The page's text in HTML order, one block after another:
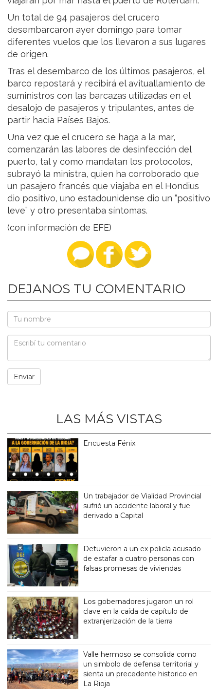
Un total de 94 pasajeros del crucero
desembarcaron ayer domingo para tomar
diferentes vuelos que los llevaron a sus lugares
de origen.
Tras el desembarco de los últimos pasajeros, el
barco repostará y recibirá el avituallamiento de
suministros con las barcazas utilizadas en el
desalojo de pasajeros y tripulantes, antes de
partir hacia Países Bajos.
Una vez que el crucero se haga a la mar,
comenzarán las labores de desinfección del
puerto, tal y como mandatan los protocolos,
subrayó la ministra, quien ha corroborado que
un pasajero francés que viajaba en el Hondius
dio positivo, uno estadounidense dio un “positivo
leve” y otro presentaba síntomas.
(con información de EFE)
DEJANOS TU COMENTARIO
LAS MÁS VISTAS
Encuesta Fénix
Un trabajador de Vialidad Provincial
sufrió un accidente laboral y fue
derivado a Capital
Detuvieron a un ex policía acusado
de estafar a cuatro personas con
falsas promesas de viviendas
Los gobernadores jugaron un rol
clave en la caída de capítulo de
extranjerización de la tierra
Valle hermoso se consolida como
un simbolo de defensa territorial y
sienta un precedente historico en
La Rioja